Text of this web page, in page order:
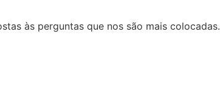
às perguntas que nos são mais colocadas.